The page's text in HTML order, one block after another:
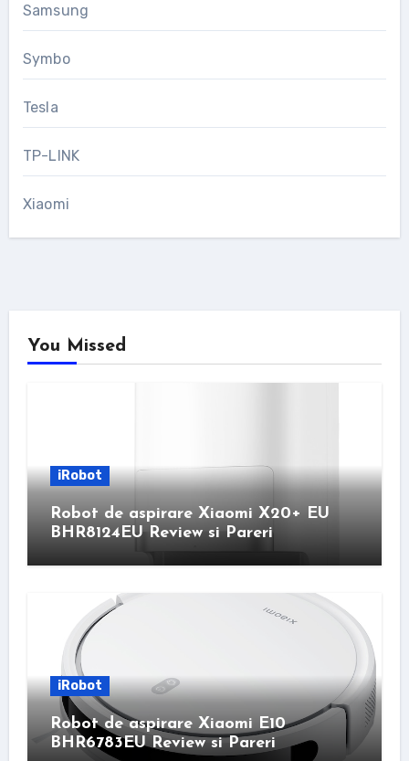
Samsung
Symbo
Tesla
TP-LINK
Xiaomi
You Missed
iRobot
Robot de aspirare Xiaomi X20+ EU
BHR8124EU Review si Pareri
iRobot
Robot de aspirare Xiaomi E10
BHR6783EU Review si Pareri